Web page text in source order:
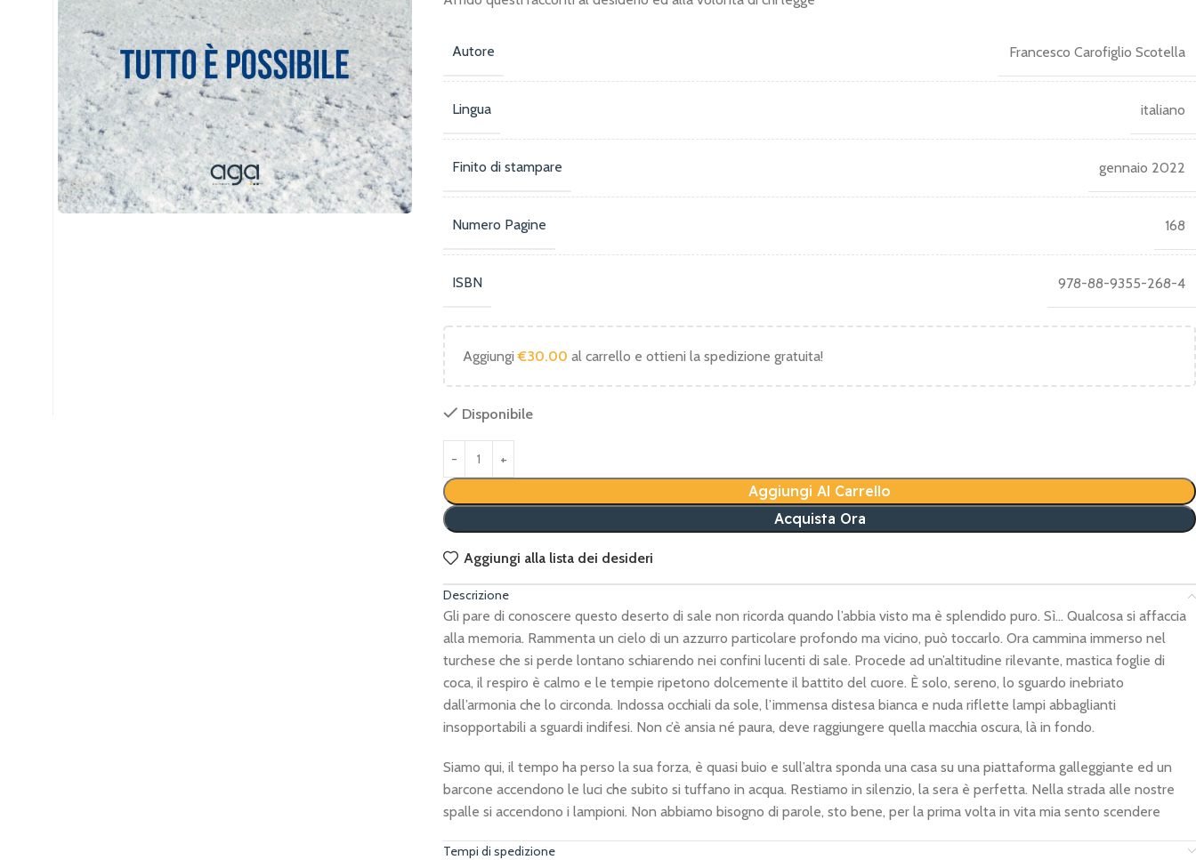
Autore Francesco Carofiglio Scotella
Lingua italiano
Finito di stampare gennaio 2022
Numero Pagine 168
ISBN 978-88-9355-268-4
Aggiungi€30.00 al carrello e ottieni la spedizione gratuita!
Disponibile
Aggiungi Al Carrello
Acquista Ora
Aggiungi alla lista dei desideri
Descrizione
Gli pare di conoscere questo deserto di sale non ricorda quando l’abbia visto ma è splendido puro. Sì… Qualcosa si affaccia
alla memoria. Rammenta un cielo di un azzurro particolare profondo ma vicino, può toccarlo. Ora cammina immerso nel
turchese che si perde lontano schiarendo nei confini lucenti di sale. Procede ad un’altitudine rilevante, mastica foglie di
coca, il respiro è calmo e le tempie ripetono dolcemente il battito del cuore. È solo, sereno, lo sguardo inebriato
dall’armonia che lo circonda. Indossa occhiali da sole, l’immensa distesa bianca e nuda riflette lampi abbaglianti
insopportabili a sguardi indifesi. Non c’è ansia né paura, deve raggiungere quella macchia oscura, là in fondo.
Siamo qui, il tempo ha perso la sua forza, è quasi buio e sull’altra sponda una casa su una piattaforma galleggiante ed un
barcone accendono le luci che su­bito si tuffano in acqua. Restiamo in silenzio, la sera è perfetta. Nella strada alle nostre
spalle si accendono i lampioni. Non abbiamo bisogno di parole, sto bene, per la prima volta in vita mia sento scendere
Tempi di spedizione